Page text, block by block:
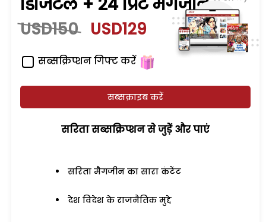
डिजिटल + 24 प्रिंट मैगजीन
USD150 USD129
सब्सक्रिप्शन गिफ्ट करें
सब्सक्राइब करें
सरिता सब्सक्रिप्शन से जुड़ेें और पाएं
सरिता मैगजीन का सारा कंटेंट
देश विदेश के राजनैतिक मुद्दे